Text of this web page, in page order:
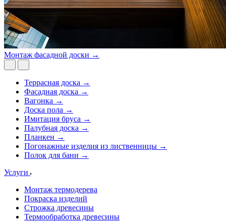
Монтаж фасадной доски →
Террасная доска →
Фасадная доска →
Вагонка →
Доска пола →
Имитация бруса →
Палубная доска →
Планкен →
Погонажные изделия из лиственницы →
Полок для бани →
Услуги
Монтаж термодерева
Покраска изделий
Строжка древесины
Термообработка древесины